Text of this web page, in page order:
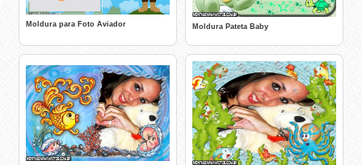
Moldura para Foto Aviador Moldura Pateta Baby